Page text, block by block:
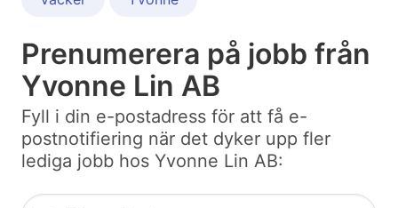
Prenumerera på jobb från
Yvonne Lin AB
Fyll i din e-postadress för att få e-
postnotifiering när det dyker upp fler
lediga jobb hos Yvonne Lin AB: